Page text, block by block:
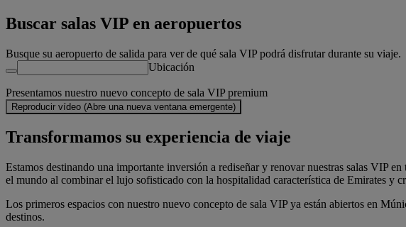
Buscar salas VIP en aeropuertos
Busque su aeropuerto de salida para ver de qué sala VIP podrá disfrutar durante su viaje.
Ubicación
Presentamos nuestro nuevo concepto de sala VIP premium
Reproducir vídeo (Abre una nueva ventana emergente)
Transformamos su experiencia de viaje
Estamos destinando una importante inversión a rediseñar y renovar nuestras salas VIP
el mundo al combinar el lujo sofisticado con la hospitalidad característica de Emirates y
Los primeros espacios con nuestro nuevo concepto de sala VIP ya están abiertos en
destinos.